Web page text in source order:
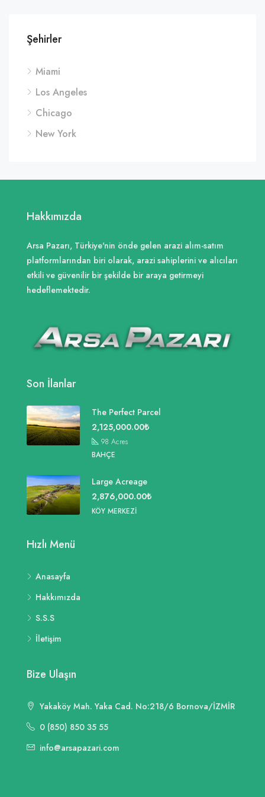
Şehirler
Miami
Los Angeles
Chicago
New York
Hakkımızda
Arsa Pazarı, Türkiye'nin önde gelen arazi alım-satım
platformlarından biri olarak, arazi sahiplerini ve alıcıları
etkili ve güvenilir bir şekilde bir araya getirmeyi
hedeflemektedir.
Son İlanlar
The Perfect Parcel
2,125,000.00₺
98 Acres
BAHÇE
Large Acreage
2,876,000.00₺
KÖY MERKEZI
Hızlı Menü
Anasayfa
Hakkımızda
S.S.S
İletişim
Bize Ulaşın
Yakaköy Mah. Yaka Cad. No:218/6 Bornova/İZMİR
0 (850) 850 35 55
info@arsapazari.com